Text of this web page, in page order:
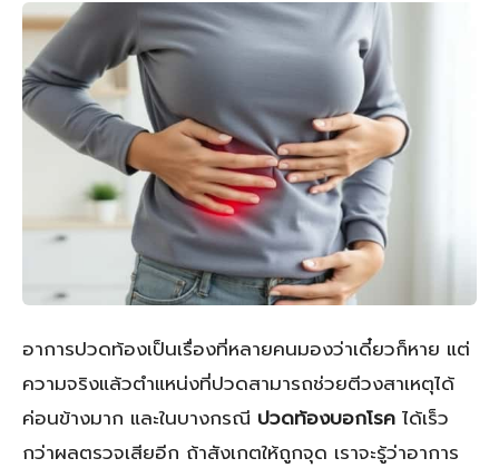
อาการปวดท้องเป็นเรื่องที่หลายคนมองว่าเดี๋ยวก็หาย แต่
ความจริงแล้วตำแหน่งที่ปวดสามารถช่วยตีวงสาเหตุได้
ค่อนข้างมาก และในบางกรณี ปวดท้องบอกโรค ได้เร็ว
กว่าผลตรวจเสียอีก ถ้าสังเกตให้ถูกจุด เราจะรู้ว่าอาการ